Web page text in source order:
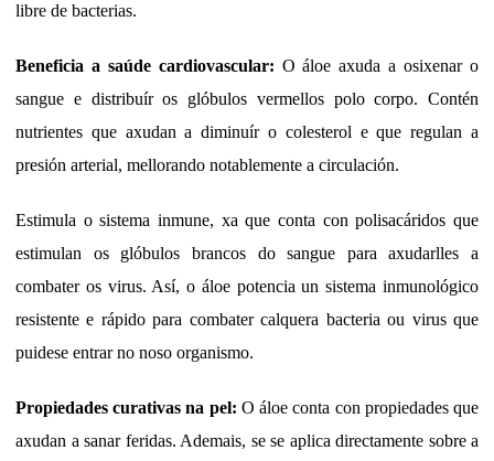
libre de bacterias.
Beneficia a saúde cardiovascular: O áloe axuda a osixenar o
sangue e distribuír os glóbulos vermellos polo corpo. Contén
nutrientes que axudan a diminuír o colesterol e que regulan a
presión arterial, mellorando notablemente a circulación.
Estimula o sistema inmune, xa que conta con polisacáridos que
estimulan os glóbulos brancos do sangue para axudarlles a
combater os virus. Así, o áloe potencia un sistema inmunológico
resistente e rápido para combater calquera bacteria ou virus que
puidese entrar no noso organismo.
Propiedades curativas na pel: O áloe conta con propiedades que
axudan a sanar feridas. Ademais, se se aplica directamente sobre a